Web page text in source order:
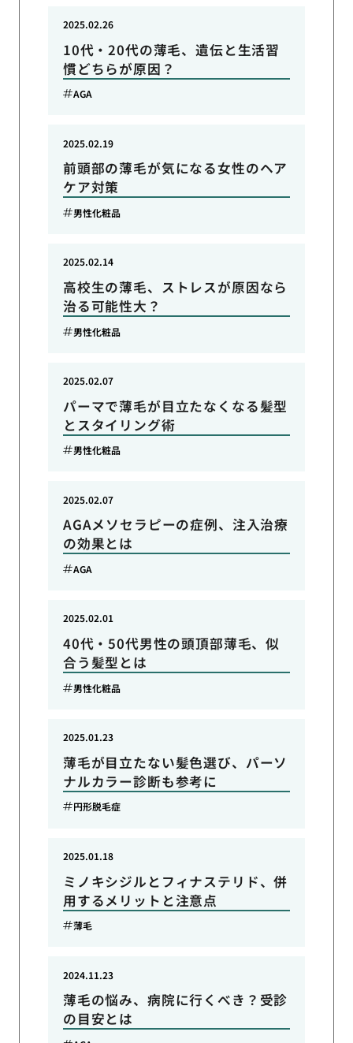
10代・20代の薄毛、遺伝と生活習
慣どちらが原因？
2025.02.26
AGA
前頭部の薄毛が気になる女性のヘア
ケア対策
2025.02.19
男性化粧品
高校生の薄毛、ストレスが原因なら
治る可能性大？
2025.02.14
男性化粧品
パーマで薄毛が目立たなくなる髪型
とスタイリング術
2025.02.07
男性化粧品
AGAメソセラピーの症例、注入治療
の効果とは
2025.02.07
AGA
40代・50代男性の頭頂部薄毛、似
合う髪型とは
2025.02.01
男性化粧品
薄毛が目立たない髪色選び、パーソ
ナルカラー診断も参考に
2025.01.23
円形脱毛症
ミノキシジルとフィナステリド、併
用するメリットと注意点
2025.01.18
薄毛
薄毛の悩み、病院に行くべき？受診
の目安とは
2024.11.23